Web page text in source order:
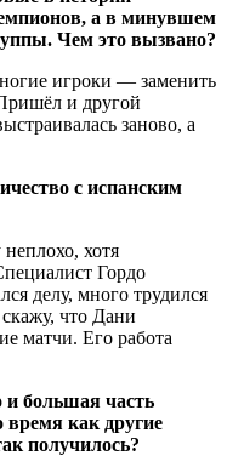
а в минувшем
Чем это вызвано?
игроки — заменить
и другой
заново, а
с испанским
хотя
Гордо
делу, много трудился
что Дани
матчи. Его работа
большая часть
время как другие
получилось?